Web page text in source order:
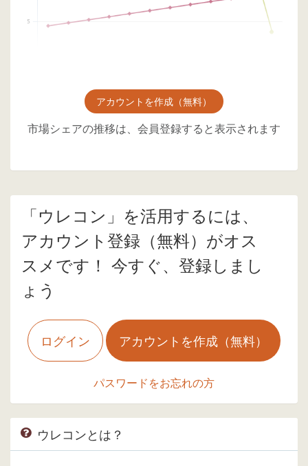
アカウントを作成（無料）
市場シェアの推移は、会員登録すると表示されます
「ウレコン」を活用するには、
アカウント登録（無料）がオス
スメです！ 今すぐ、登録しまし
ょう
ログイン アカウントを作成（無料）
パスワードをお忘れの方
ウレコンとは？